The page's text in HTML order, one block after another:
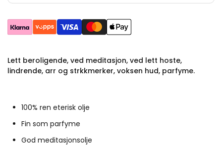
Lett beroligende, ved meditasjon, ved lett hoste,
lindrende, arr og strkkmerker, voksen hud, parfyme.
100% ren eterisk olje
Fin som parfyme
God meditasjonsolje